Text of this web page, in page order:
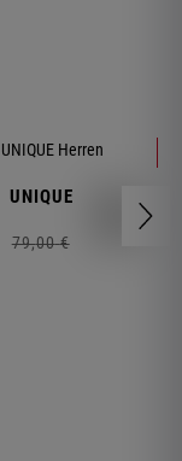
UNIQUE
79,00 €